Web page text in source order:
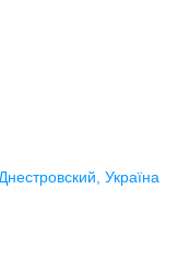
Україна